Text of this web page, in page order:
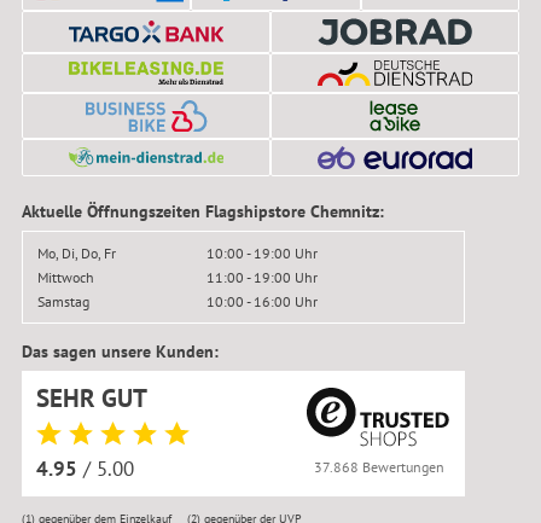
Aktuelle Öffnungszeiten Flagshipstore Chemnitz:
Mo, Di, Do, Fr
10:00 - 19:00 Uhr
Mittwoch
11:00 - 19:00 Uhr
Samstag
10:00 - 16:00 Uhr
Das sagen unsere Kunden:
SEHR GUT
4.95 / 5.00 37.868 Bewertungen
(1)gegenüber dem Einzelkauf (2) gegenüber der UVP